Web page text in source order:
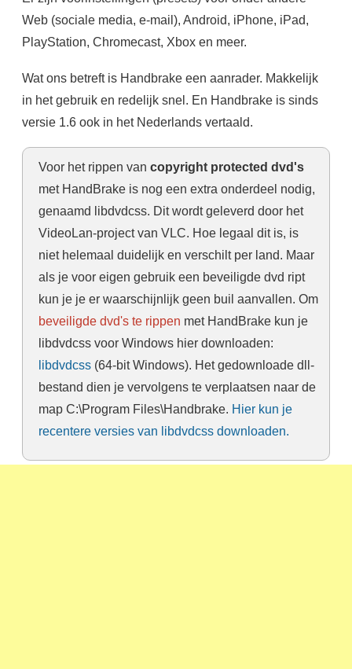
Web (sociale media, e-mail), Android, iPhone, iPad,
PlayStation, Chromecast, Xbox en meer.
Wat ons betreft is Handbrake een aanrader. Makkelijk
in het gebruik en redelijk snel. En Handbrake is sinds
versie 1.6 ook in het Nederlands vertaald.
Voor het rippen van copyright protected dvd's
met HandBrake is nog een extra onderdeel nodig,
genaamd libdvdcss. Dit wordt geleverd door het
VideoLan-project van VLC. Hoe legaal dit is, is
niet helemaal duidelijk en verschilt per land. Maar
als je voor eigen gebruik een beveiligde dvd ript
kun je je er waarschijnlijk geen buil aanvallen. Om
beveiligde dvd's te rippen met HandBrake kun je
libdvdcss voor Windows hier downloaden:
libdvdcss(64-bit Windows). Het gedownloade dll-
bestand dien je vervolgens te verplaatsen naar de
map C:\Program Files\Handbrake. Hier kun je
recentere versies van libdvdcss downloaden.